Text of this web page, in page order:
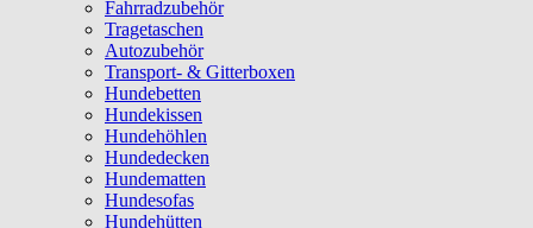
Fahrradzubehör
Tragetaschen
Autozubehör
Transport- & Gitterboxen
Hundebetten
Hundekissen
Hundehöhlen
Hundedecken
Hundematten
Hundesofas
Hundehütten